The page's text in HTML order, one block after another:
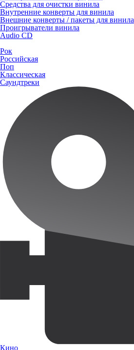
Средства для очистки винила
Внутренние конверты для винила
Внешние конверты / пакеты для винила
Проигрыватели винила
Audio CD
Рок
Российская
Поп
Классическая
Саундтреки
Кино